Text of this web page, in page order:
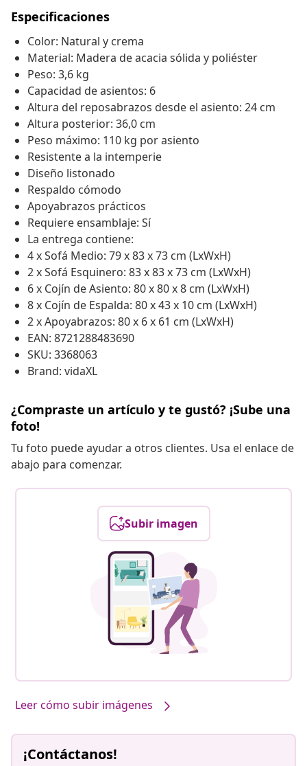
Especificaciones
Color: Natural y crema
Material: Madera de acacia sólida y poliéster
Peso: 3,6 kg
Capacidad de asientos: 6
Altura del reposabrazos desde el asiento: 24 cm
Altura posterior: 36,0 cm
Peso máximo: 110 kg por asiento
Resistente a la intemperie
Diseño listonado
Respaldo cómodo
Apoyabrazos prácticos
Requiere ensamblaje: Sí
La entrega contiene:
4 x Sofá Medio: 79 x 83 x 73 cm (LxWxH)
2 x Sofá Esquinero: 83 x 83 x 73 cm (LxWxH)
6 x Cojín de Asiento: 80 x 80 x 8 cm (LxWxH)
8 x Cojín de Espalda: 80 x 43 x 10 cm (LxWxH)
2 x Apoyabrazos: 80 x 6 x 61 cm (LxWxH)
EAN: 8721288483690
SKU: 3368063
Brand: vidaXL
¿Compraste un artículo y te gustó? ¡Sube una
foto!
Tu foto puede ayudar a otros clientes. Usa el enlace de
abajo para comenzar.
Subir imagen
Leer cómo subir imágenes
¡Contáctanos!